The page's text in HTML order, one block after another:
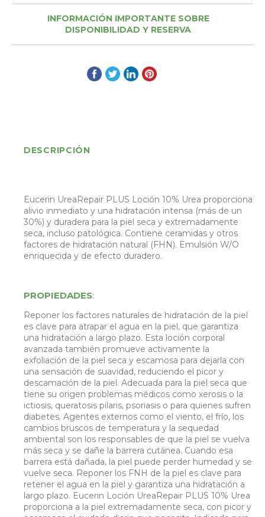
INFORMACIÓN IMPORTANTE SOBRE
DISPONIBILIDAD Y RESERVA
DESCRIPCIÓN
Eucerin UreaRepair PLUS Loción 10% Urea proporciona
alivio inmediato y una hidratación intensa (más de un
30%) y duradera para la piel seca y extremadamente
seca, incluso patológica. Contiene ceramidas y otros
factores de hidratación natural (FHN). Emulsión W/O
enriquecida y de efecto duradero.
PROPIEDADES:
Reponer los factores naturales de hidratación de la piel
es clave para atrapar el agua en la piel, que garantiza
una hidratación a largo plazo. Esta loción corporal
avanzada también promueve activamente la
exfoliación de la piel seca y escamosa para dejarla con
una sensación de suavidad, reduciendo el picor y
descamación de la piel. Adecuada para la piel seca que
tiene su origen problemas médicos como xerosis o la
ictiosis, queratosis pilaris, psoriasis o para quienes sufren
diabetes. Agentes externos como el viento, el frío, los
cambios bruscos de temperatura y la sequedad
ambiental son los responsables de que la piel se vuelva
más seca y se dañe la barrera cutánea. Cuando esa
barrera está dañada, la piel puede perder humedad y se
vuelve seca. Reponer los FNH de la piel es clave para
retener el agua en la piel y garantiza una hidratación a
largo plazo. Eucerin Loción UreaRepair PLUS 10% Urea
proporciona a la piel extremadamente seca, con picor y